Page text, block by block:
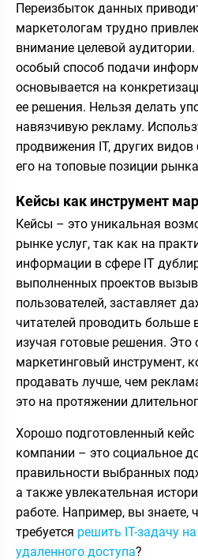
Переизбыток данных
маркетологам трудно
внимание целевой аудитории.
особый способ подачи
основывается на
ее решения. Нельзя делать
навязчивую рекламу.
продвижения IT, других
его на топовые позиции
Кейсы как инструмент
Кейсы – это уникальная
рынке услуг, так как на
информации в сфере IT
выполненных проектов
пользователей, заставляет
читателей проводить больше
изучая готовые решения. Это
маркетинговый инструмент,
продавать лучше, чем
это на протяжении
Хорошо подготовленный кейс
компании – это социальное
правильности выбранных
а также увлекательная
работе. Например, вы знаете,
требуется решить IT-задачу
удаленного доступа?